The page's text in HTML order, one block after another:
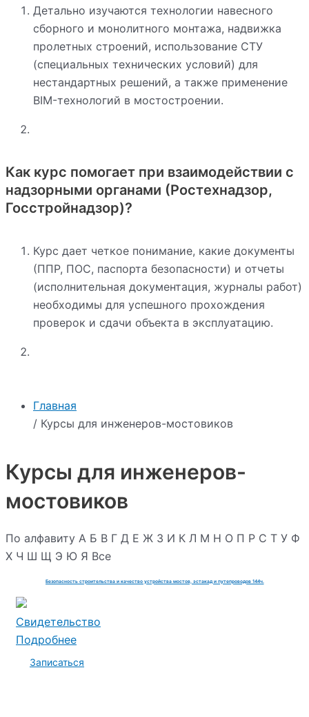
Главная
/ Курсы для инженеров-мостовиков
Курсы для инженеров-
мостовиков
По алфавиту А Б В Г Д Е Ж З И К Л М Н О П Р С Т У Ф
Х Ч Ш Щ Э Ю Я Все
Безопасность строительства и качество устройства мостов, эстакад и путепроводов 144ч.
Свидетельство
Подробнее
Записаться
Детально изучаются технологии навесного
сборного и монолитного монтажа, надвижка
пролетных строений, использование СТУ
(специальных технических условий) для
нестандартных решений, а также применение
BIM-технологий в мостостроении.
Как курс помогает при взаимодействии с
надзорными органами (Ростехнадзор,
Госстройнадзор)?
Курс дает четкое понимание, какие документы
(ППР, ПОС, паспорта безопасности) и отчеты
(исполнительная документация, журналы работ)
необходимы для успешного прохождения
проверок и сдачи объекта в эксплуатацию.